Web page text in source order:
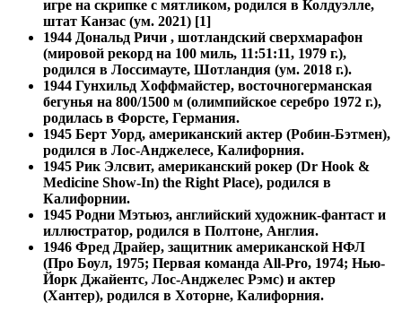
игре на скрипке с мятликом, родился в Колдуэлле,
штат Канзас (ум. 2021) [1]
1944 Дональд Ричи , шотландский сверхмарафон
(мировой рекорд на 100 миль, 11:51:11, 1979 г.),
родился в Лоссимауте, Шотландия (ум. 2018 г.).
1944 Гунхильд Хоффмайстер, восточногерманская
бегунья на 800/1500 м (олимпийское серебро 1972 г.),
родилась в Форсте, Германия.
1945 Берт Уорд, американский актер (Робин-Бэтмен),
родился в Лос-Анджелесе, Калифорния.
1945 Рик Элсвит, американский рокер (Dr Hook &
Medicine Show-In) the Right Place), родился в
Калифорнии.
1945 Родни Мэтьюз, английский художник-фантаст и
иллюстратор, родился в Полтоне, Англия.
1946 Фред Драйер, защитник американской НФЛ
(Про Боул, 1975; Первая команда All-Pro, 1974; Нью-
Йорк Джайентс, Лос-Анджелес Рэмс) и актер
(Хантер), родился в Хоторне, Калифорния.